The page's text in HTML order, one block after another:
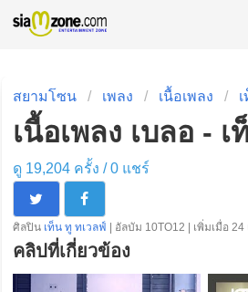
สยามโซน เพลง เนื้อเพลง
เนื้อเพลง เบลอ -
ดู 19,204 ครั้ง /0แชร์
ศิลปิน เท็น ทู ทเวลฟ์ | อัลบัม 10TO12 | เพิ่มเมื่อ 24
คลิปที่เกี่ยวข้อง